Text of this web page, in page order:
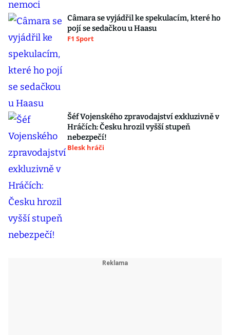
Câmara se vyjádřil ke spekulacím, které ho
pojí se sedačkou u Haasu
F1 Sport
Šéf Vojenského zpravodajství exkluzivně v
Hráčích: Česku hrozil vyšší stupeň
nebezpečí!
Blesk hráči